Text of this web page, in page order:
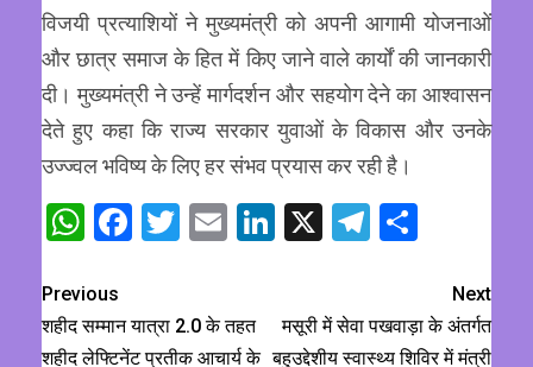
विजयी प्रत्याशियों ने मुख्यमंत्री को अपनी आगामी योजनाओं
और छात्र समाज के हित में किए जाने वाले कार्यों की जानकारी
दी। मुख्यमंत्री ने उन्हें मार्गदर्शन और सहयोग देने का आश्वासन
देते हुए कहा कि राज्य सरकार युवाओं के विकास और उनके
उज्ज्वल भविष्य के लिए हर संभव प्रयास कर रही है।
WhatsApp
Facebook
Twitter
EmailLinkedIn
X Telegram
Previous
शहीद सम्मान यात्रा 2.0 के तहत
शहीद लेफ्टिनेंट प्रतीक आचार्य के
Next
मसूरी में सेवा पखवाड़ा के अंतर्गत
बहुउद्देशीय स्वास्थ्य शिविर में मंत्री